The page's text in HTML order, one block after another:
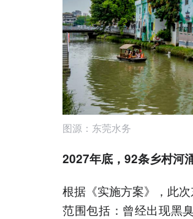
图源：东莞水务
2027年底，92条乡村河
根据《实施方案》，此
范围包括：曾经出现黑